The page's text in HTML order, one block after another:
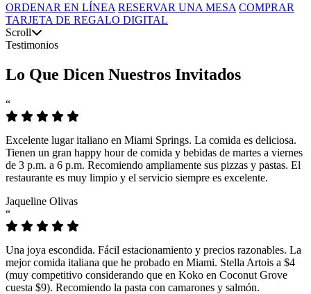
ORDENAR EN LÍNEA RESERVAR UNA MESA COMPRAR
TARJETA DE REGALO DIGITAL
Scroll
Testimonios
Lo Que Dicen Nuestros Invitados
“
Excelente lugar italiano en Miami Springs. La comida es deliciosa.
Tienen un gran happy hour de comida y bebidas de martes a viernes
de 3 p.m. a 6 p.m. Recomiendo ampliamente sus pizzas y pastas. El
restaurante es muy limpio y el servicio siempre es excelente.
Jaqueline Olivas
“
Una joya escondida. Fácil estacionamiento y precios razonables. La
mejor comida italiana que he probado en Miami. Stella Artois a $4
(muy competitivo considerando que en Koko en Coconut Grove
cuesta $9). Recomiendo la pasta con camarones y salmón.